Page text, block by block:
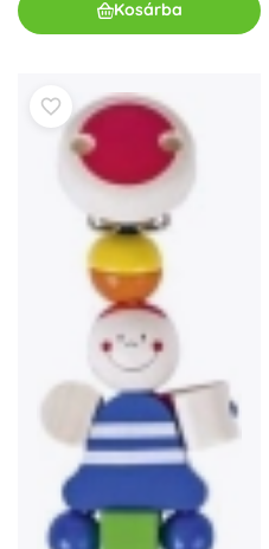
Kosárba